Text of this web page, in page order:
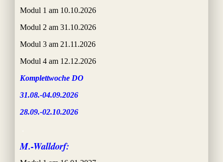
Modul 1 am 10.10.2026
Modul 2 am 31.10.2026
Modul 3 am 21.11.2026
Modul 4 am 12.12.2026
Komplettwoche DO
31.08.-04.09.2026
28.09.-02.10.2026
.
M.-Walldorf: